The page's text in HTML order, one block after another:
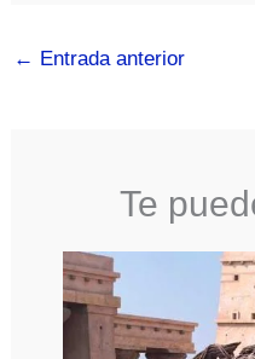
← Entrada anterior
Te